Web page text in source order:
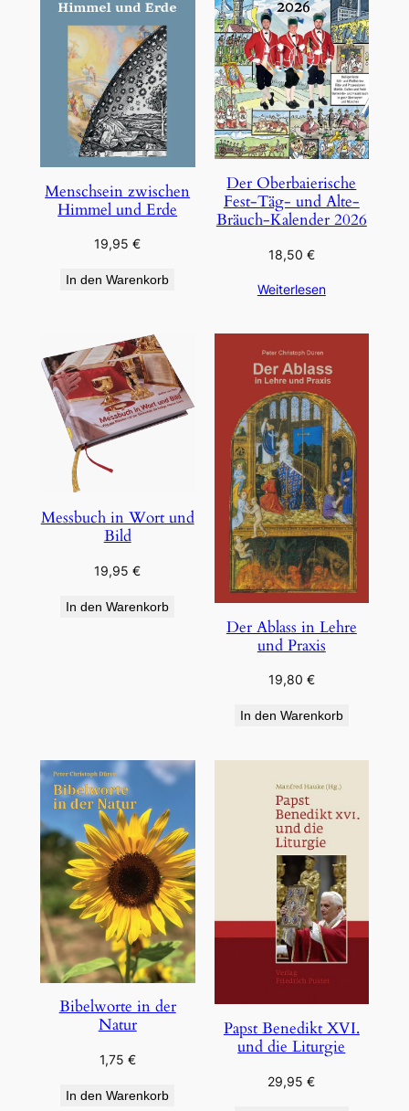
Menschsein zwischen
Himmel und Erde
19,95€
In den Warenkorb
Der Oberbaierische
Fest-Täg- und Alte-
Bräuch-Kalender 2026
18,50 €
Weiterlesen
Messbuch in Wort und
Bild
19,95€
In den Warenkorb
Der Ablass in Lehre
und Praxis
19,80 €
In den Warenkorb
Bibelworte in der
Natur
1,75 €
In den Warenkorb
Papst Benedikt XVI.
und die Liturgie
29,95€